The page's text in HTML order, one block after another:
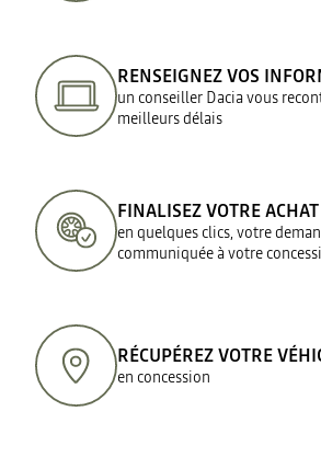
RENSEIGNEZ VOS
un conseiller Dacia vous
meilleurs délais
FINALISEZ VOTRE
en quelques clics, votre
communiquée à votre
RÉCUPÉREZ VOTRE
en concession